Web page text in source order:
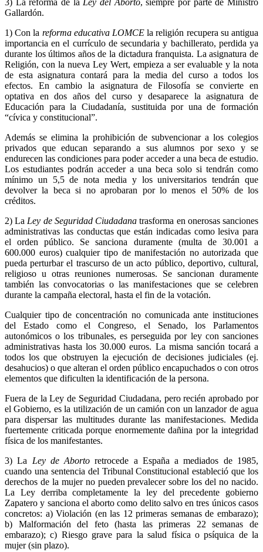
Gallardón.
1) Con la reforma educativa LOMCE la religión recupera su antigua
importancia en el currículo de secundaria y bachillerato, perdida ya
durante los últimos años de la dictadura franquista. La asignatura de
Religión, con la nueva Ley Wert, empieza a ser evaluable y la nota
de esta asignatura contará para la media del curso a todos los
efectos. En cambio la asignatura de Filosofía se convierte en
optativa en dos años del curso y desaparece la asignatura de
Educación para la Ciudadanía, sustituida por una de formación
“cívica y constitucional”.
Además se elimina la prohibición de subvencionar a los colegios
privados que educan separando a sus alumnos por sexo y se
endurecen las condiciones para poder acceder a una beca de estudio.
Los estudiantes podrán acceder a una beca solo si tendrán como
mínimo un 5,5 de nota media y los universitarios tendrán que
devolver la beca si no aprobaran por lo menos el 50% de los
créditos.
2) La Ley de Seguridad Ciudadana trasforma en onerosas sanciones
administrativas las conductas que están indicadas como lesiva para
el orden público. Se sanciona duramente (multa de 30.001 a
600.000 euros) cualquier tipo de manifestación no autorizada que
pueda perturbar el trascurso de un acto público, deportivo, cultural,
religioso u otras reuniones numerosas. Se sancionan duramente
también las convocatorias o las manifestaciones que se celebren
durante la campaña electoral, hasta el fin de la votación.
Cualquier tipo de concentración no comunicada ante instituciones
del Estado como el Congreso, el Senado, los Parlamentos
autonómicos o los tribunales, es perseguida por ley con sanciones
administrativas hasta los 30.000 euros. La misma sanción tocará a
todos los que obstruyen la ejecución de decisiones judiciales (ej.
desahucios) o que alteran el orden público encapuchados o con otros
elementos que dificulten la identificación de la persona.
Fuera de la Ley de Seguridad Ciudadana, pero recién aprobado por
el Gobierno, es la utilización de un camión con un lanzador de agua
para dispersar las multitudes durante las manifestaciones. Medida
fuertemente criticada porque enormemente dañina por la integridad
física de los manifestantes.
3) La Ley de Aborto retrocede a España a mediados de 1985,
cuando una sentencia del Tribunal Constitucional estableció que los
derechos de la mujer no pueden prevalecer sobre los del no nacido.
La Ley derriba completamente la ley del precedente gobierno
Zapatero y sanciona el aborto como delito salvo en tres únicos casos
concretos: a) Violación (en las 12 primeras semanas de embarazo);
b) Malformación del feto (hasta las primeras 22 semanas de
embarazo); c) Riesgo grave para la salud física o psíquica de la
mujer (sin plazo).